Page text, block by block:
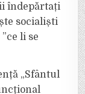
îndepărtați
socialiști
li se
„Sfântul